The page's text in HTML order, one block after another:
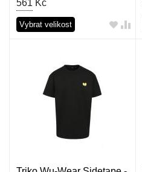
561 Kč
Vybrat velikost